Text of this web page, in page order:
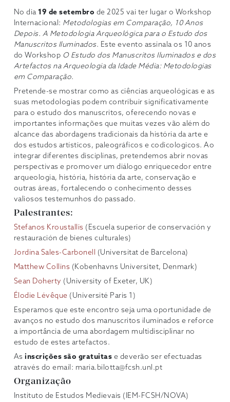
No dia 19 de setembro de 2025 vai ter lugar o Workshop
Internacional: Metodologias em Comparação, 10 Anos
Depois. A Metodologia Arqueológica para o Estudo dos
Manuscritos Iluminados. Este evento assinala os 10 anos
do Workshop O Estudo dos Manuscritos Iluminados e dos
Artefactos na Arqueologia da Idade Média: Metodologias
em Comparação.
Pretende-se mostrar como as ciências arqueológicas e as
suas metodologias podem contribuir significativamente
para o estudo dos manuscritos, oferecendo novas e
importantes informações que muitas vezes vão além do
alcance das abordagens tradicionais da história da arte e
dos estudos artísticos, paleográficos e codicologicos. Ao
integrar diferentes disciplinas, pretendemos abrir novas
perspectivas e promover um diálogo enriquecedor entre
arqueologia, história, história da arte, conservação e
outras áreas, fortalecendo o conhecimento desses
valiosos testemunhos do passado.
Palestrantes:
Stefanos Kroustallis (Escuela superior de conservación y
restauración de bienes culturales)
Jordina Sales-Carbonell (Universitat de Barcelona)
Matthew Collins (Kobenhavns Universitet, Denmark)
Sean Doherty (University of Exeter, UK)
Élodie Lévêque (Université Paris 1)
Esperamos que este encontro seja uma oportunidade de
avanços no estudo dos manuscritos iluminados e reforce
a importância de uma abordagem multidisciplinar no
estudo de estes artefactos.
As inscrições são gratuitas e deverão ser efectuadas
através do email: maria.bilotta@fcsh.unl.pt
Organização
Instituto de Estudos Medievais (IEM-FCSH/NOVA)